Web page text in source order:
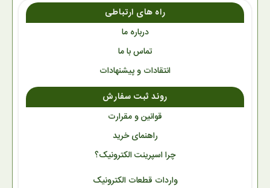
راه های ارتباطی
درباره ما
تماس با ما
انتقادات و پیشنهادات
روند ثبت سفارش
قوانین و مقرارت
راهنمای خرید
چرا اسپرینت الکترونیک؟
واردات قطعات الکترونیک